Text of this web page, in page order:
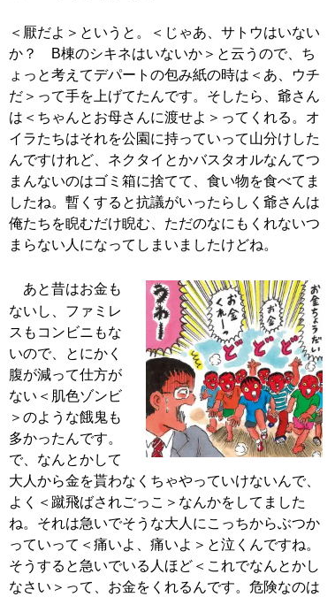
＜厭だよ＞というと。＜じゃあ、サトウはいない
か？ B棟のシキネはいないか＞と云うので、ち
ょっと考えてデパートの包み紙の時は＜あ、ウチ
だ＞って手を上げてたんです。そしたら、爺さん
は＜ちゃんとお母さんに渡せよ＞ってくれる。オ
イラたちはそれを公園に持っていって山分けした
んですけれど、ネクタイとかバスタオルなんてつ
まんないのはゴミ箱に捨てて、食い物を食べてま
したね。暫くすると抗議がいったらしく爺さんは
俺たちを睨むだけ睨む、ただのなにもくれないつ
まらない人になってしまいましたけどね。
あと昔はお金も
ないし、ファミレ
スもコンビニもな
いので、とにかく
腹が減って仕方が
ない＜肌色ゾンビ
＞のような餓鬼も
多かったんです。
で、なんとかして
大人から金を貰わなくちゃやっていけないんで、
よく＜蹴飛ばされごっこ＞なんかをしてました
ね。それは急いでそうな大人にこっちからぶつか
っていって＜痛いよ、痛いよ＞と泣くんですね。
そうすると急いでいる人ほど＜これでなんとかし
なさい＞って、お金をくれるんです。危険なのは